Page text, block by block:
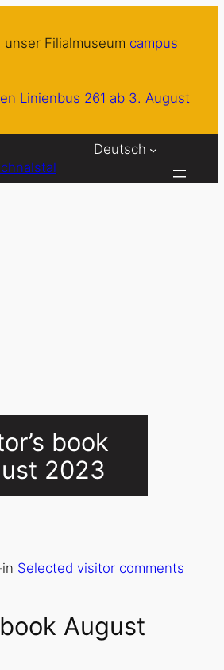
Filialmuseum campus
Linienbus 261 ab 3. August
Deutsch
book
2023
in Selected visitor comments
August